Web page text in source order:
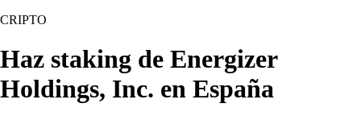
CRIPTO
Haz staking de Energizer
Holdings, Inc. en España